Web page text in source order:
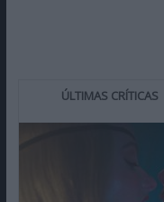
ÚLTIMAS CRÍTICAS